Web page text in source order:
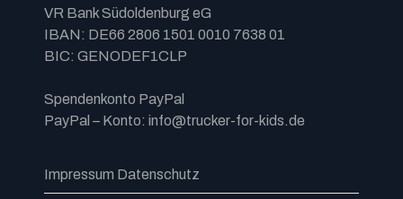
VR Bank Südoldenburg eG
IBAN: DE66 2806 1501 0010 7638 01
BIC: GENODEF1CLP
Spendenkonto PayPal
PayPal – Konto: info@trucker-for-kids.de
Impressum Datenschutz